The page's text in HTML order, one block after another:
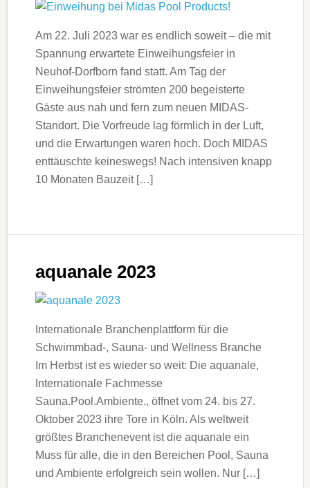
Am 22. Juli 2023 war es endlich soweit – die mit
Spannung erwartete Einweihungsfeier in
Neuhof-Dorfborn fand statt. Am Tag der
Einweihungsfeier strömten 200 begeisterte
Gäste aus nah und fern zum neuen MIDAS-
Standort. Die Vorfreude lag förmlich in der Luft,
und die Erwartungen waren hoch. Doch MIDAS
enttäuschte keineswegs! Nach intensiven knapp
10 Monaten Bauzeit […]
aquanale 2023
Internationale Branchenplattform für die
Schwimmbad-, Sauna- und Wellness Branche
Im Herbst ist es wieder so weit: Die aquanale,
Internationale Fachmesse
Sauna.Pool.Ambiente., öffnet vom 24. bis 27.
Oktober 2023 ihre Tore in Köln. Als weltweit
größtes Branchenevent ist die aquanale ein
Muss für alle, die in den Bereichen Pool, Sauna
und Ambiente erfolgreich sein wollen. Nur […]